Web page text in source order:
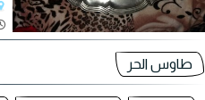
طاوس الحر